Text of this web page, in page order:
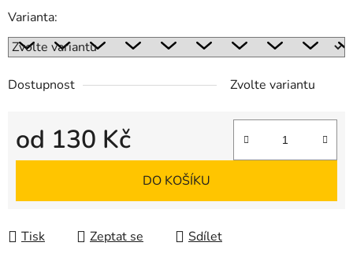
Varianta:
Dostupnost Zvolte variantu
od 130 Kč
Měrná cena:
DO KOŠÍKU
Tisk Zeptat se Sdílet